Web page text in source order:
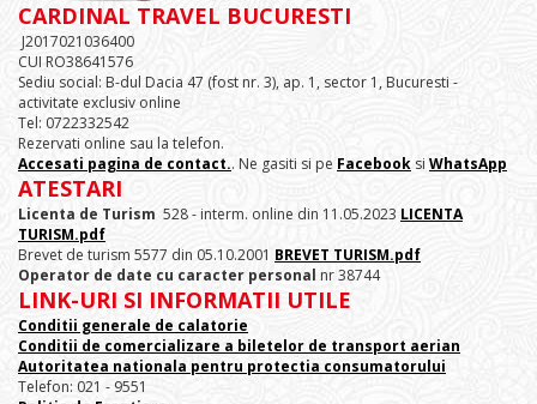
CARDINAL TRAVEL BUCURESTI
J2017021036400
CUI RO38641576
Sediu social: B-dul Dacia 47 (fost nr. 3), ap. 1, sector 1, Bucuresti -
activitate exclusiv online
Tel: 0722332542
Rezervati online sau la telefon.
Accesati pagina de contact.. Ne gasiti si pe Facebook si WhatsApp
ATESTARI
Licenta de Turism 528 - interm. online din 11.05.2023 LICENTA
TURISM.pdf
Brevet de turism 5577 din 05.10.2001 BREVET TURISM.pdf
Operator de date cu caracter personal nr 38744
LINK-URI SI INFORMATII UTILE
Conditii generale de calatorie
Conditii de comercializare a biletelor de transport aerian
Autoritatea nationala pentru protectia consumatorului
Telefon: 021 - 9551